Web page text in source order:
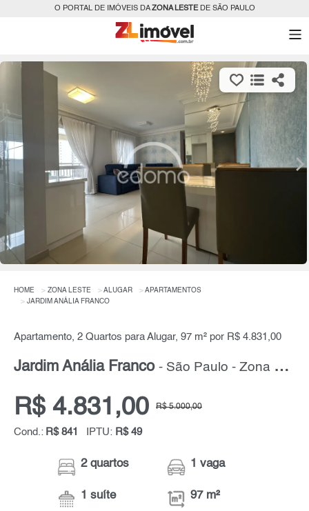
O PORTAL DE IMÓVEIS DAZONA LESTEDE SÃO PAULO
HOME ZONA LESTE ALUGAR
APARTAMENTOS
JARDIM ANÁLIA FRANCO
Apartamento, 2 Quartos para Alugar, 97 m² por R$ 4.831,00
Jardim Anália Franco - São Paulo - Zona Leste
R$ 4.831,00 R$ 5.000,00
Cond.: R$ 841 IPTU: R$ 49
2 quartos
1 suíte
1 vaga
97 m²